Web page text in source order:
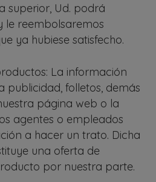
superior, Ud. podrá
le reembolsaremos
ya hubiese satisfecho.
La información
publicidad, folletos, demás
página web o la
agentes o empleados
a hacer un trato. Dicha
una oferta de
por nuestra parte.